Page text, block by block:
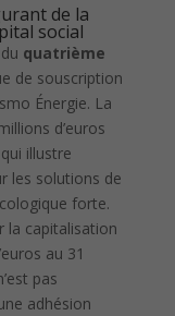
de la
social
quatrième
de souscription
Énergie. La
d’euros
illustre
les solutions de
forte.
la capitalisation
au 31
pas
adhésion